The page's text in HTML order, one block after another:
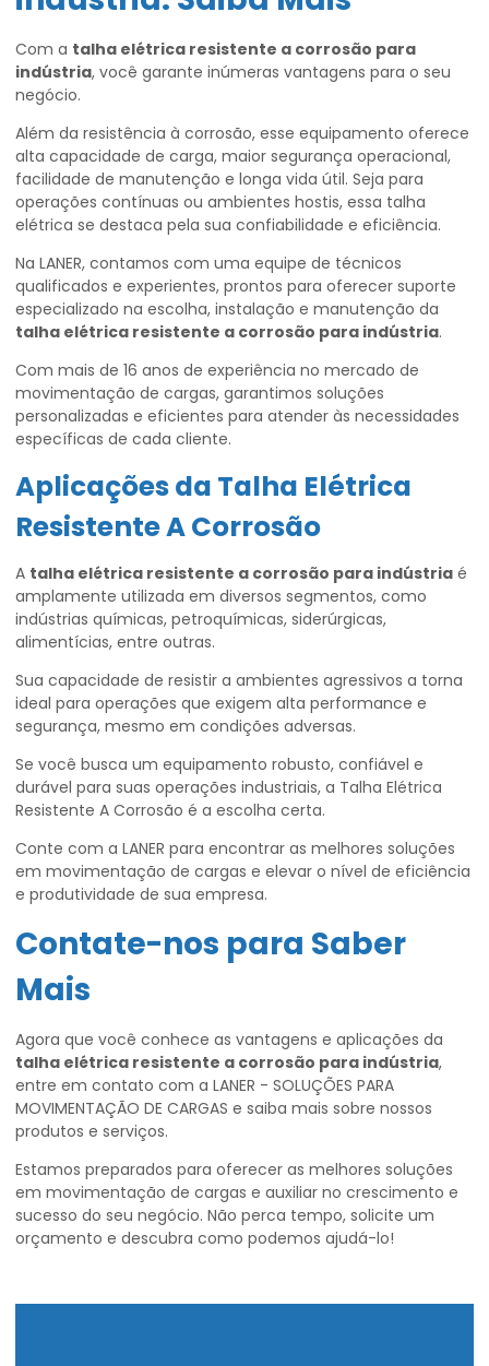
Com a talha elétrica resistente a corrosão para
indústria, você garante inúmeras vantagens para o seu
negócio.
Além da resistência à corrosão, esse equipamento oferece
alta capacidade de carga, maior segurança operacional,
facilidade de manutenção e longa vida útil. Seja para
operações contínuas ou ambientes hostis, essa talha
elétrica se destaca pela sua confiabilidade e eficiência.
Na LANER, contamos com uma equipe de técnicos
qualificados e experientes, prontos para oferecer suporte
especializado na escolha, instalação e manutenção da
talha elétrica resistente a corrosão para indústria.
Com mais de 16 anos de experiência no mercado de
movimentação de cargas, garantimos soluções
personalizadas e eficientes para atender às necessidades
específicas de cada cliente.
Aplicações da Talha Elétrica
Resistente A Corrosão
A talha elétrica resistente a corrosão para indústria é
amplamente utilizada em diversos segmentos, como
indústrias químicas, petroquímicas, siderúrgicas,
alimentícias, entre outras.
Sua capacidade de resistir a ambientes agressivos a torna
ideal para operações que exigem alta performance e
segurança, mesmo em condições adversas.
Se você busca um equipamento robusto, confiável e
durável para suas operações industriais, a Talha Elétrica
Resistente A Corrosão é a escolha certa.
Conte com a LANER para encontrar as melhores soluções
em movimentação de cargas e elevar o nível de eficiência
e produtividade de sua empresa.
Contate-nos para Saber
Mais
Agora que você conhece as vantagens e aplicações da
talha elétrica resistente a corrosão para indústria,
entre em contato com a LANER - SOLUÇÕES PARA
MOVIMENTAÇÃO DE CARGAS e saiba mais sobre nossos
produtos e serviços.
Estamos preparados para oferecer as melhores soluções
em movimentação de cargas e auxiliar no crescimento e
sucesso do seu negócio. Não perca tempo, solicite um
orçamento e descubra como podemos ajudá-lo!